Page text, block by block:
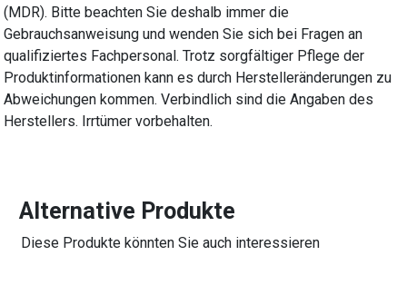
(MDR). Bitte beachten Sie deshalb immer die
Gebrauchsanweisung und wenden Sie sich bei Fragen an
qualifiziertes Fachpersonal. Trotz sorgfältiger Pflege der
Produktinformationen kann es durch Herstelleränderungen zu
Abweichungen kommen. Verbindlich sind die Angaben des
Herstellers. Irrtümer vorbehalten.
Alternative Produkte
Diese Produkte könnten Sie auch interessieren